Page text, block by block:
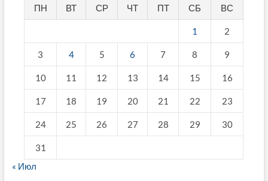
ПН ВТ СР ЧТ ПТ СБ ВС
1 2
3 4 5 6 7 8 9
10 11 12 13 14 15 16
17 18 19 20 21 22 23
24 25 26 27 28 29 30
31
« Июл